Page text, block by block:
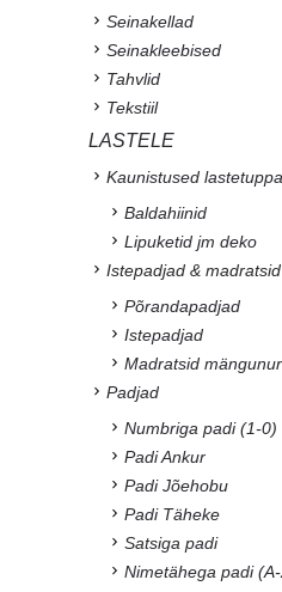
Seinakellad
Seinakleebised
Tahvlid
Tekstiil
LASTELE
Kaunistused lastetuppa
Baldahiinid
Lipuketid jm deko
Istepadjad & madratsid
Põrandapadjad
Istepadjad
Madratsid
Padjad
Numbriga padi (1-0)
Padi Ankur
Padi Jõehobu
Padi Täheke
Satsiga padi
Nimetähega padi